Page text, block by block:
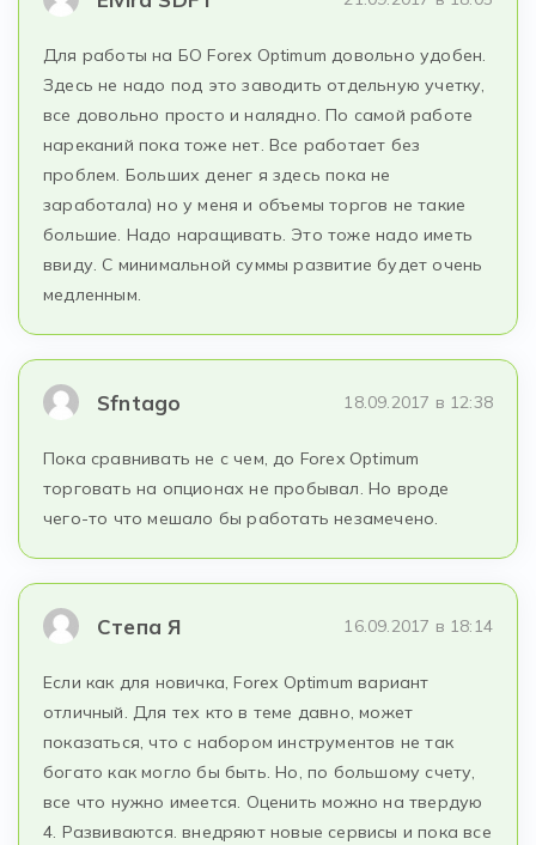
Для работы на БО Forex Optimum довольно удобен.
Здесь не надо под это заводить отдельную учетку,
все довольно просто и налядно. По самой работе
нареканий пока тоже нет. Все работает без
проблем. Больших денег я здесь пока не
заработала) но у меня и объемы торгов не такие
большие. Надо наращивать. Это тоже надо иметь
ввиду. С минимальной суммы развитие будет очень
медленным.
Sfntago 18.09.2017 в 12:38
Пока сравнивать не с чем, до Forex Optimum
торговать на опционах не пробывал. Но вроде
чего-то что мешало бы работать незамечено.
Степа Я 16.09.2017 в 18:14
Если как для новичка, Forex Optimum вариант
отличный. Для тех кто в теме давно, может
показаться, что с набором инструментов не так
богато как могло бы быть. Но, по большому счету,
все что нужно имеется. Оценить можно на твердую
4. Развиваются. внедряют новые сервисы и пока все